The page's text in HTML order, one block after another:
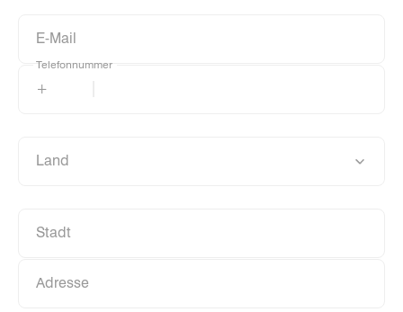
E-Mail
+
Telefonnummer
Telefonnummer
Land
Stadt
Adresse